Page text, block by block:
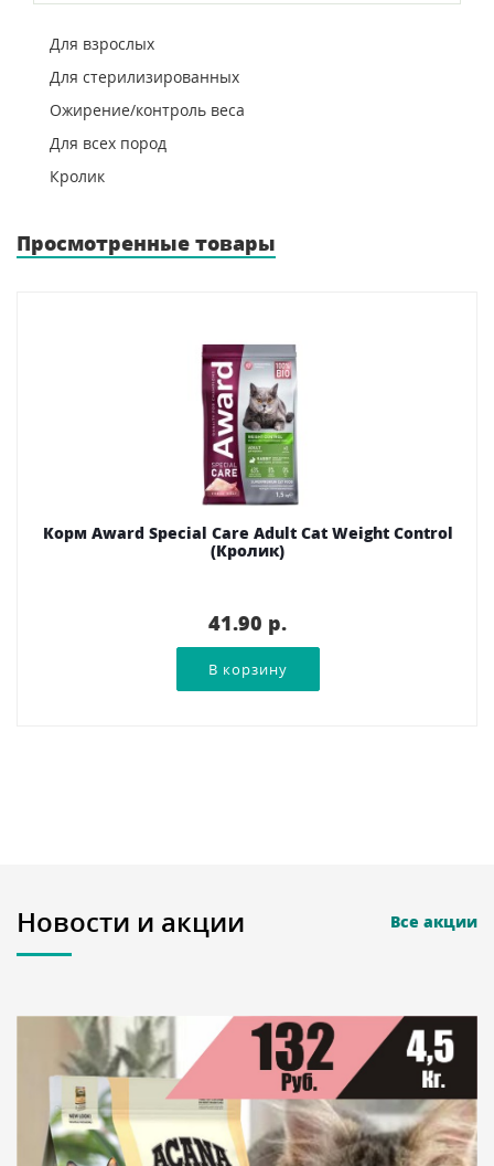
Для взрослых
Для стерилизированных
Ожирение/контроль веса
Для всех пород
Кролик
Просмотренные товары
Корм Award Special Care Adult Cat Weight Control
(Кролик)
41.90 p.
Новости и акции Все акции